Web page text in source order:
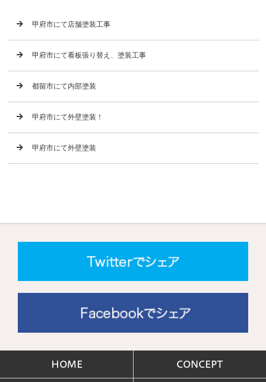
甲府市にて店舗塗装工事
甲府市にて看板張り替え、塗装工事
都留市にて内部塗装
甲府市にて外壁塗装！
甲府市にて外壁塗装
HOME CONCEPT